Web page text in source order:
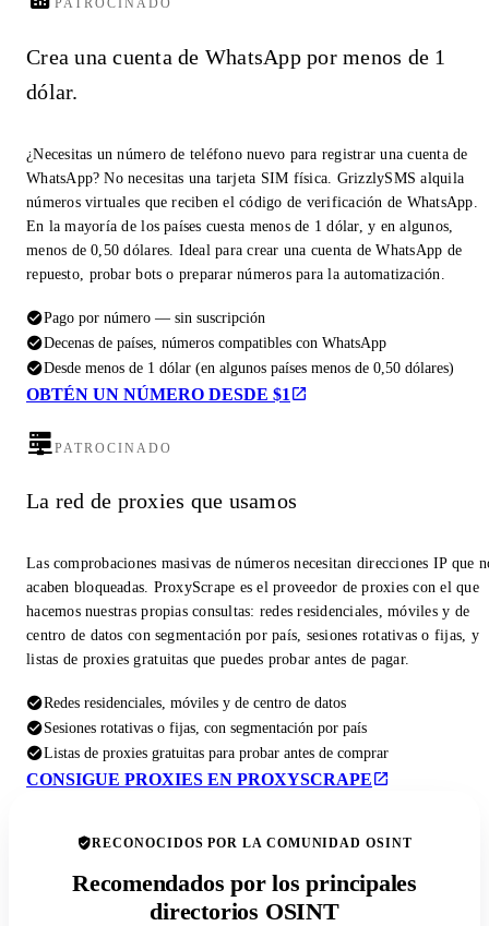
PATROCINADO
Crea una cuenta de WhatsApp por menos de 1
dólar.
¿Necesitas un número de teléfono nuevo para registrar una cuenta de
WhatsApp? No necesitas una tarjeta SIM física. GrizzlySMS alquila
números virtuales que reciben el código de verificación de WhatsApp.
En la mayoría de los países cuesta menos de 1 dólar, y en algunos,
menos de 0,50 dólares. Ideal para crear una cuenta de WhatsApp de
repuesto, probar bots o preparar números para la automatización.
Pago por número — sin suscripción
Decenas de países, números compatibles con WhatsApp
Desde menos de 1 dólar (en algunos países menos de 0,50 dólares)
OBTÉN UN NÚMERO DESDE $1
PATROCINADO
La red de proxies que usamos
Las comprobaciones masivas de números necesitan direcciones IP que
acaben bloqueadas. ProxyScrape es el proveedor de proxies con el que
hacemos nuestras propias consultas: redes residenciales, móviles y de
centro de datos con segmentación por país, sesiones rotativas o fijas, y
listas de proxies gratuitas que puedes probar antes de pagar.
Redes residenciales, móviles y de centro de datos
Sesiones rotativas o fijas, con segmentación por país
Listas de proxies gratuitas para probar antes de comprar
CONSIGUE PROXIES EN PROXYSCRAPE
RECONOCIDOS POR LA COMUNIDAD OSINT
Recomendados por los principales
directorios OSINT